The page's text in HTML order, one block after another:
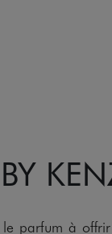
le parfum à